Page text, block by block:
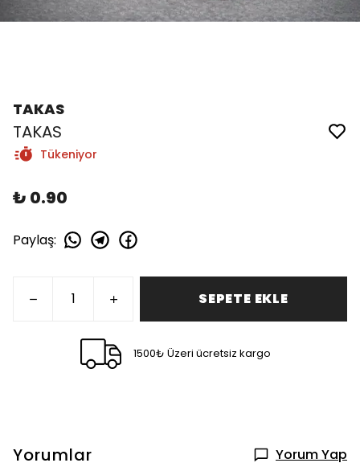
TAKAS
TAKAS
Tükeniyor
₺ 0.90
Paylaş:
SEPETE EKLE
1500₺ Üzeri ücretsiz kargo
Yorumlar Yorum Yap